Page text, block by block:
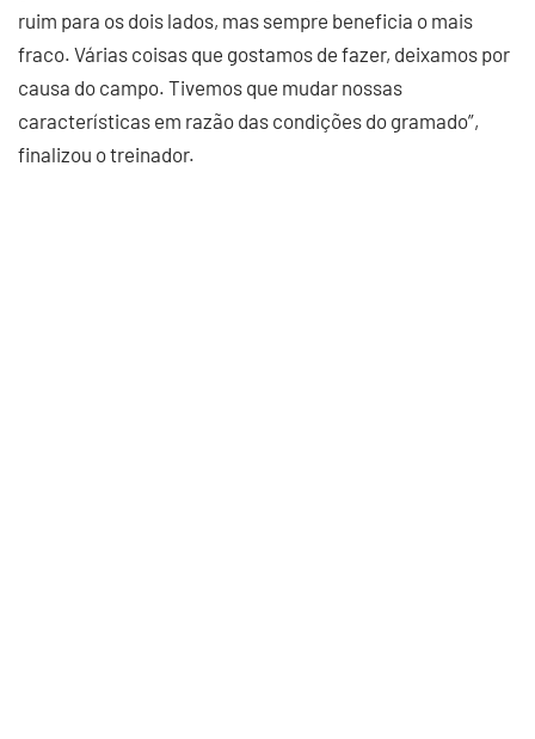
ruim para os dois lados, mas sempre beneficia o mais
fraco. Várias coisas que gostamos de fazer, deixamos por
causa do campo. Tivemos que mudar nossas
características em razão das condições do gramado”,
finalizou o treinador.